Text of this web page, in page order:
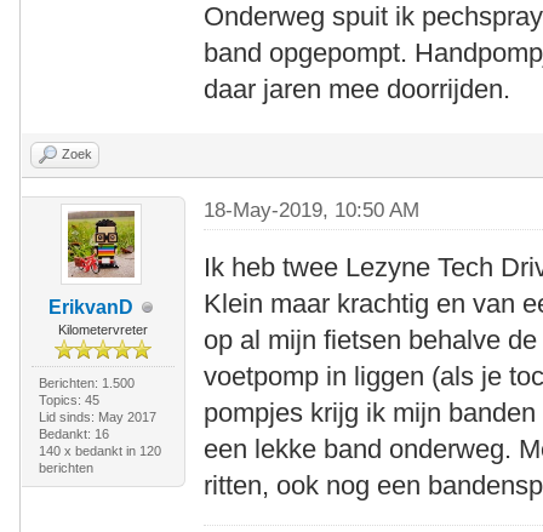
Onderweg spuit ik
band opgepompt.
daar jaren mee doorrijden.
Zoek
ErikvanD
Kilometervreter
Berichten: 1.500
Topics: 45
Lid sinds: May 2017
Bedankt: 16
140 x bedankt in 120
berichten
18-May-2019, 10:50 AM
Ik heb twee Lezyne Tech
Klein maar krachtig en van
op al mijn fietsen behalve
voetpomp in liggen (als je
pompjes krijg ik mijn
een lekke band onderweg.
ritten, ook nog een